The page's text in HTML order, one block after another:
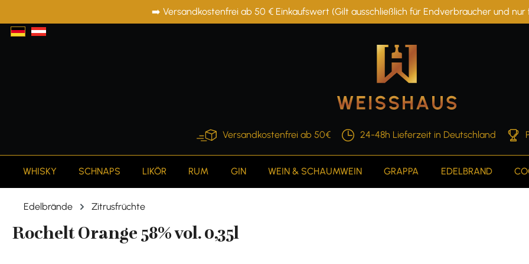
Zur Hauptnavigation springen➡️ Versandkostenfrei ab 50 € Einkaufswert (Gilt ausschließlich für Endverbraucher und
Versandkostenfrei ab 50€ 24-48h Lieferzeit in Deutschland
WHISKY SCHNAPS LIKÖR RUM GIN WEIN & SCHAUMWEIN GRAPPA EDELBRAND
Edelbrände Zitrusfrüchte
Rochelt Orange 58% vol. 0,35l